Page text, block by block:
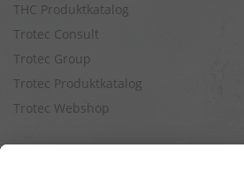
THC Produktkatalog
Trotec Consult
Trotec Group
Trotec Produktkatalog
Trotec Webshop